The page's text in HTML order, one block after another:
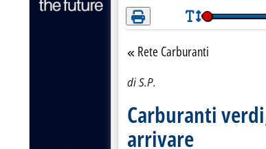
Torna alla sezione
Rete Carburanti
di S.P.
Carburanti
arrivare